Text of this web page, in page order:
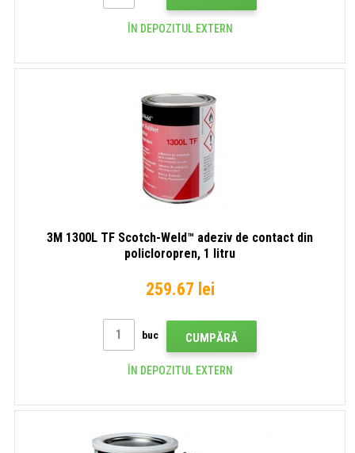
ÎN DEPOZITUL EXTERN
3M 1300L TF Scotch-Weld™ adeziv de contact din
policloropren, 1 litru
259.67 lei
buc CUMPĂRĂ
ÎN DEPOZITUL EXTERN